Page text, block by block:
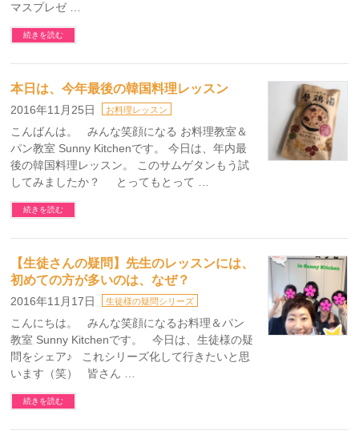
マスプレゼ …
続きを読む
本日は、今年最後の韓国料理レッスン
2016年11月25日 お料理レッスン
こんばんは。 みんな笑顔になる お料理教室＆
パン教室 Sunny Kitchenです。 今日は、年内最
後の韓国料理レッスン。 このサムゲタンもう試
してみましたか？ とってもとって …
続きを読む
【生徒さんの疑問】先生のレッスンには、
初めての方が多いのは、なぜ？
2016年11月17日 生徒様の疑問シリーズ
こんにちは。 みんな笑顔になるお料理＆パン
教室 Sunny Kitchenです。 今日は、生徒様の疑
問をシェア♪ これシリーズ化して行きたいと思
います（笑） 皆さん …
続きを読む